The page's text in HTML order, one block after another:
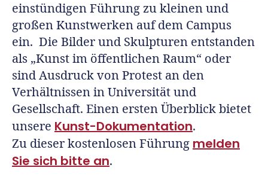
einstündigen Führung zu kleinen und
großen Kunstwerken auf dem Campus
ein. Die Bilder und Skulpturen entstanden
als „Kunst im öffentlichen Raum“ oder
sind Ausdruck von Protest an den
Verhältnissen in Universität und
Gesellschaft. Einen ersten Überblick bietet
unsere Kunst-Dokumentation.
Zu dieser kostenlosen Führung melden
Sie sich bitte an.